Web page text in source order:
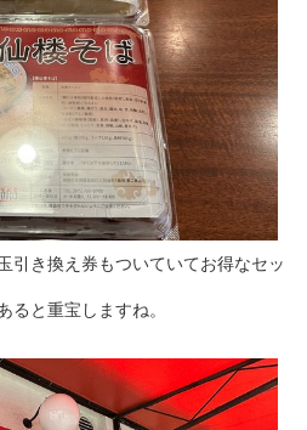
引き換え券もついていてお得なセッ
ると重宝しますね。